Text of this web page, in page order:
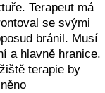
Terapeut má
se svými
bránil. Musí
a hlavně hranice.
terapie by